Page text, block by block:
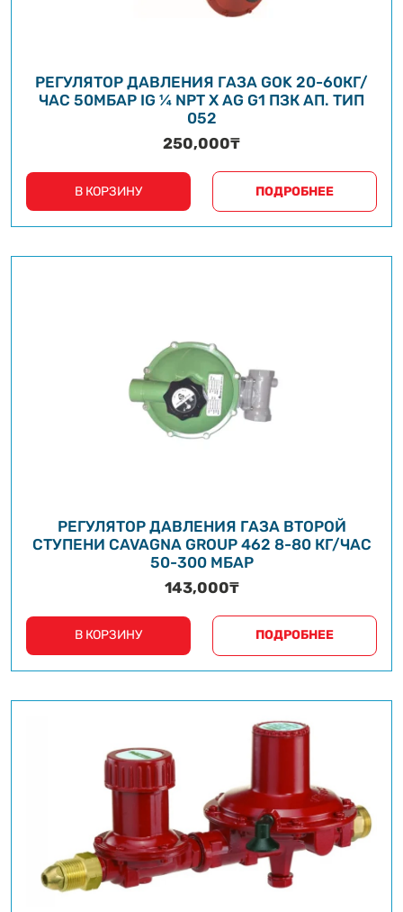
РЕГУЛЯТОР ДАВЛЕНИЯ ГАЗА GOK 20-60КГ/
ЧАС 50МБАР IG ¼ NPT X AG G1 ПЗК АП. ТИП
052
250,000₸
В КОРЗИНУ ПОДРОБНЕЕ
РЕГУЛЯТОР ДАВЛЕНИЯ ГАЗА ВТОРОЙ
СТУПЕНИ CAVAGNA GROUP 462 8-80 КГ/ЧАС
50-300 МБАР
143,000₸
В КОРЗИНУ ПОДРОБНЕЕ